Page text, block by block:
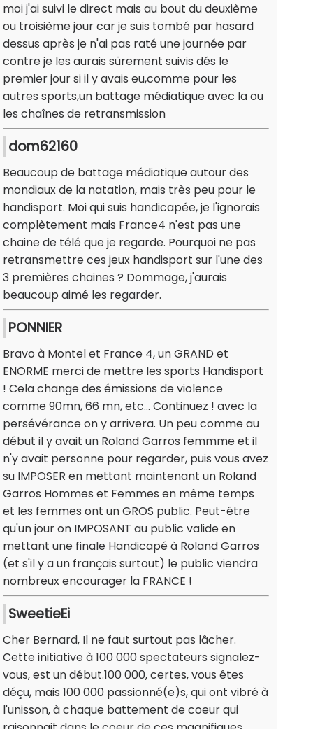
moi j'ai suivi le direct mais au bout du deuxième
ou troisième jour car je suis tombé par hasard
dessus après je n'ai pas raté une journée par
contre je les aurais sûrement suivis dés le
premier jour si il y avais eu,comme pour les
autres sports,un battage médiatique avec la ou
les chaînes de retransmission
dom62160
Beaucoup de battage médiatique autour des
mondiaux de la natation, mais très peu pour le
handisport. Moi qui suis handicapée, je l'ignorais
complètement mais France4 n'est pas une
chaine de télé que je regarde. Pourquoi ne pas
retransmettre ces jeux handisport sur l'une des
3 premières chaines ? Dommage, j'aurais
beaucoup aimé les regarder.
PONNIER
Bravo à Montel et France 4, un GRAND et
ENORME merci de mettre les sports Handisport
! Cela change des émissions de violence
comme 90mn, 66 mn, etc... Continuez ! avec la
persévérance on y arrivera. Un peu comme au
début il y avait un Roland Garros femmme et il
n'y avait personne pour regarder, puis vous avez
su IMPOSER en mettant maintenant un Roland
Garros Hommes et Femmes en même temps
et les femmes ont un GROS public. Peut-être
qu'un jour on IMPOSANT au public valide en
mettant une finale Handicapé à Roland Garros
(et s'il y a un français surtout) le public viendra
nombreux encourager la FRANCE !
SweetieEi
Cher Bernard, Il ne faut surtout pas lâcher.
Cette initiative à 100 000 spectateurs signalez-
vous, est un début.100 000, certes, vous êtes
déçu, mais 100 000 passionné(e)s, qui ont vibré à
l'unisson, à chaque battement de coeur qui